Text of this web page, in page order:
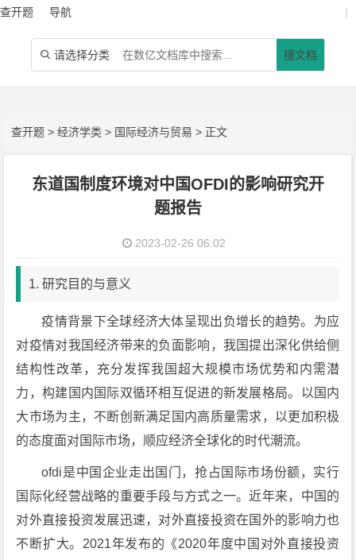
查开题 导航 |
 请选择分类 搜文档
查开题 >经济学类 > 国际经济与贸易 > 正文
东道国制度环境对中国OFDI的影响研究开
题报告
2023-02-26 06:02
1. 研究目的与意义
疫情背景下全球经济大体呈现出负增长的趋势。为应
对疫情对我国经济带来的负面影响，我国提出深化供给侧
结构性改革，充分发挥我国超大规模市场优势和内需潜
力，构建国内国际双循环相互促进的新发展格局。以国内
大市场为主，不断创新满足国内高质量需求，以更加积极
的态度面对国际市场，顺应经济全球化的时代潮流。
ofdi是中国企业走出国门，抢占国际市场份额，实行
国际化经营战略的重要手段与方式之一。近年来，中国的
对外直接投资发展迅速，对外直接投资在国外的影响力也
不断扩大。2021年发布的《2020年度中国对外直接投资